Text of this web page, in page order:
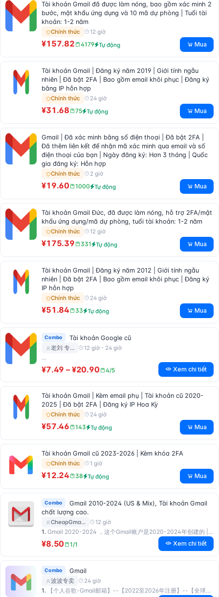
Tài khoản Gmail đã được làm nóng, bao gồm xác minh 2
bước, mật khẩu ứng dụng và 10 mã dự phòng | Tuổi tài
khoản: 1-2 năm
Chính thức 12 giờ
¥157.82 4179 Tự động Mua
Tài khoản Gmail | Đăng ký năm 2019 | Giới tính ngẫu
nhiên | Đã bật 2FA | Bao gồm email khôi phục | Đăng ký
bằng IP hỗn hợp
Chính thức 24 giờ
¥31.68 75 Tự động Mua
Gmail | Đã xác minh bằng số điện thoại | Đã bật 2FA |
Đã thêm liên kết để nhận mã xác minh qua email và số
điện thoại của bạn | Ngày đăng ký: Hơn 3 tháng | Quốc
gia đăng ký: Hỗn hợp
Chính thức 2 giờ
¥19.60 1000 Tự động Mua
Tài khoản Gmail Đức, đã được làm nóng, hỗ trợ 2FA/mật
khẩu ứng dụng/mã dự phòng, tuổi tài khoản: 1-2 năm
Chính thức 12 giờ
¥175.39 331 Tự động Mua
Tài khoản Gmail | Đăng ký năm 2012 | Giới tính ngẫu
nhiên | Đã bật 2FA | Bao gồm email khôi phục | Đăng ký
IP hỗn hợp
Chính thức 24 giờ
¥51.84 33 Tự động Mua
Combo Tài khoản Google cũ
老刘 专… 12 giờ - 24 giờ
…
¥7.49 – ¥20.90 4/5 Xem chi tiết
Tài khoản Gmail | Kèm email phụ | Tài khoản cũ 2020-
2025 | Đã bật 2FA | Đăng ký IP Hoa Kỳ
Chính thức 24 giờ
¥57.46 143 Tự động Mua
Tài khoản Gmail cũ 2023-2026 | Kèm khóa 2FA
Chính thức 1 giờ
¥12.24 38 Tự động Mua
Combo
Gmail 2010-2024 (US & Mix), Tài khoản Gmail
chất lượng cao.
CheapGma… 12 giờ
1. Gmail 2020-2024 ，这个Gmail账户是2020-2024年创建的 | ⚡️该产品附带手机号。
¥8.50 1/1 Xem chi tiết
Combo Gmail
波波专卖 24 giờ
1. 【个人谷歌-Gmail邮箱】--【2022至2026年注册】--【全球混区老号】--【已开2fa身份验证】 …